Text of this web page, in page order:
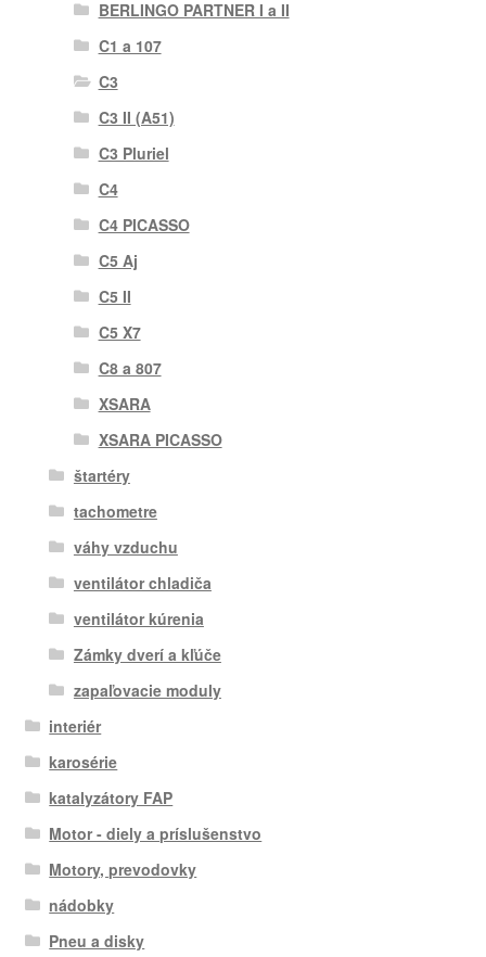
BERLINGO PARTNER I a II
C1 a 107
C3
C3 II (A51)
C3 Pluriel
C4
C4 PICASSO
C5 Aj
C5 II
C5 X7
C8 a 807
XSARA
XSARA PICASSO
štartéry
tachometre
váhy vzduchu
ventilátor chladiča
ventilátor kúrenia
Zámky dverí a kľúče
zapaľovacie moduly
interiér
karosérie
katalyzátory FAP
Motor - diely a príslušenstvo
Motory, prevodovky
nádobky
Pneu a disky